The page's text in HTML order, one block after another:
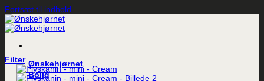
Fortsæt til indhold
Ønskehjørnet
Bolig
Filter